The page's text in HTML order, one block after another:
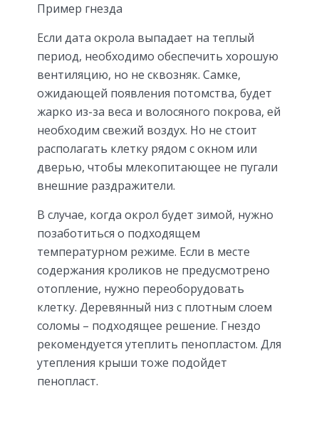
Пример гнезда
Если дата окрола выпадает на теплый
период, необходимо обеспечить хорошую
вентиляцию, но не сквозняк. Самке,
ожидающей появления потомства, будет
жарко из-за веса и волосяного покрова, ей
необходим свежий воздух. Но не стоит
располагать клетку рядом с окном или
дверью, чтобы млекопитающее не пугали
внешние раздражители.
В случае, когда окрол будет зимой, нужно
позаботиться о подходящем
температурном режиме. Если в месте
содержания кроликов не предусмотрено
отопление, нужно переоборудовать
клетку. Деревянный низ с плотным слоем
соломы – подходящее решение. Гнездо
рекомендуется утеплить пенопластом. Для
утепления крыши тоже подойдет
пенопласт.